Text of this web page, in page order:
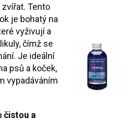
Tento
je bohatý na
vyživují a
čímž se
Je ideální
psů a koček,
vypadáváním
čistou a